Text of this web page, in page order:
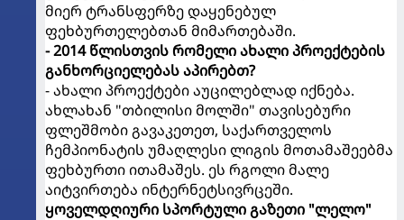
მიერ ტრანსფერზე დაყენებულ
ფეხბურთელებთან მიმართებაში.
- 2014 წლისთვის რომელი ახალი პროექტების
განხორციელებას აპირებთ?
- ახალი პროექტები აუცილებლად იქნება.
ახლახან "თბილისი მოლში" თავისებური
ფლეშმობი გავაკეთეთ, საქართველოს
ჩემპიონატის უმაღლესი ლიგის მოთამაშეებმა
ფეხბურთი ითამაშეს. ეს რგოლი მალე
აიტვირთება ინტერნეტსივრცეში.
ყოველდღიური სპორტული გაზეთი "ლელო"